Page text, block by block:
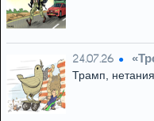
24.07.26
Трамп,